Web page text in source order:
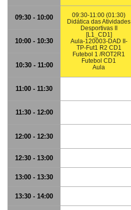
09:30 - 10:00
09:30-11:00 (01:30)
Didática das Atividades
Desportivas II
[L1_CD1]
Aula-120003-DAD II-
TP-Fut1 R2 CD1
Futebol 1 /ROT2R1
Futebol CD1
Aula
10:00 - 10:30
10:30 - 11:00
11:00 - 11:30
11:30 - 12:00
12:00 - 12:30
12:30 - 13:00
13:00 - 13:30
13:30 - 14:00